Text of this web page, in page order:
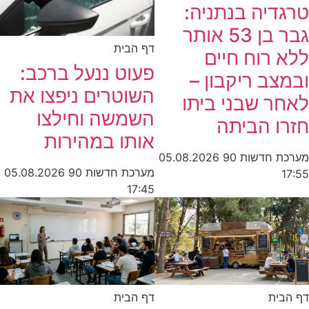
טרגדיה בנתניה:
גבר בן 53 אותר
ללא רוח חיים
ובמצב ריקבון –
לאחר שבני ביתו
חזרו הביתה
מערכת חדשות 90
05.08.2026
17:55
דף הבית
פעוט ננעל ברכב:
השוטרים ניפצו את
השמשה וחילצו
אותו במהירות
מערכת חדשות 90
05.08.2026
17:45
דף הבית דף הבית